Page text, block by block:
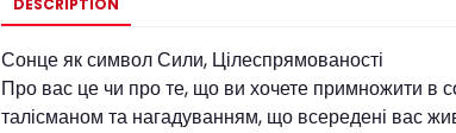
DESCRIPTION
Сонце як символ Сили, Цілеспрямованості
Про вас це чи про те, що ви хочете примножити в
талісманом та нагадуванням, що всередені вас